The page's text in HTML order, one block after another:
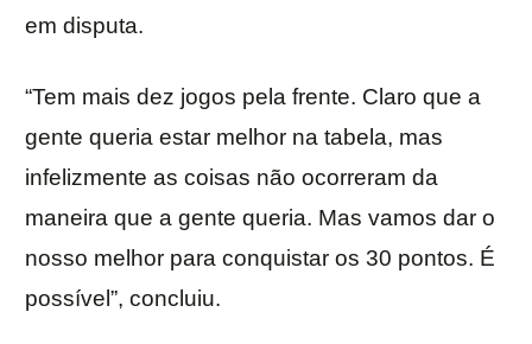
em disputa.
“Tem mais dez jogos pela frente. Claro que a
gente queria estar melhor na tabela, mas
infelizmente as coisas não ocorreram da
maneira que a gente queria. Mas vamos dar o
nosso melhor para conquistar os 30 pontos. É
possível”, concluiu.